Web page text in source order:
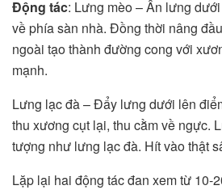
Động tác: Lưng mèo – Ấn lưng
về phía sàn nhà. Đồng thời nâng
ngoài tạo thành đường cong với
mạnh.
Lưng lạc đà – Đẩy lưng dưới lên
thu xương cụt lại, thu cằm về ngực.
tượng như lưng lạc đà. Hít vào thật
Lặp lại hai động tác đan xem từ 10-